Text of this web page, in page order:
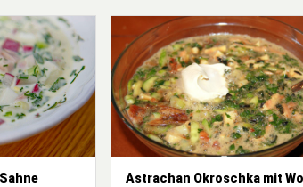
Astrachan Okroschka mit